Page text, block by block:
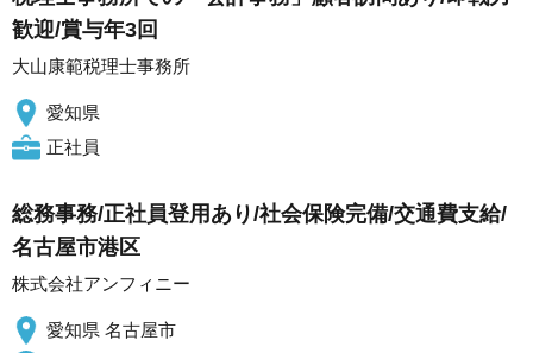
歓迎/賞与年3回
大山康範税理士事務所
愛知県
正社員
総務事務/正社員登用あり/社会保険完備/交通費支給/
名古屋市港区
株式会社アンフィニー
愛知県 名古屋市